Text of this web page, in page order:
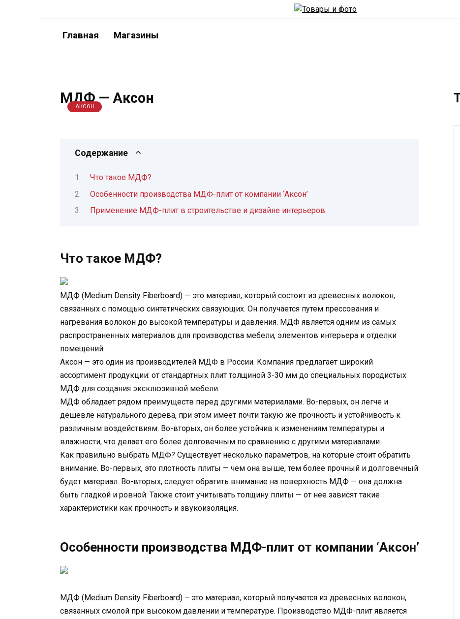
Главная Магазины
МДФ — Аксон
АКСОН
Содержание
Что такое МДФ?
Особенности производства МДФ-плит от компании ‘Аксон’
Применение МДФ-плит в строительстве и дизайне интерьеров
Что такое МДФ?
МДФ (Medium Density Fiberboard) — это материал, который состоит из древесных волокон,
связанных с помощью синтетических связующих. Он получается путем прессования и
нагревания волокон до высокой температуры и давления. МДФ является одним из самых
распространенных материалов для производства мебели, элементов интерьера и отделки
помещений.
Аксон — это один из производителей МДФ в России. Компания предлагает широкий
ассортимент продукции: от стандартных плит толщиной 3-30 мм до специальных породистых
МДФ для создания эксклюзивной мебели.
МДФ обладает рядом преимуществ перед другими материалами. Во-первых, он легче и
дешевле натурального дерева, при этом имеет почти такую же прочность и устойчивость к
различным воздействиям. Во-вторых, он более устойчив к изменениям температуры и
влажности, что делает его более долговечным по сравнению с другими материалами.
Как правильно выбрать МДФ? Существует несколько параметров, на которые стоит обратить
внимание. Во-первых, это плотность плиты — чем она выше, тем более прочный и долговечный
будет материал. Во-вторых, следует обратить внимание на поверхность МДФ — она должна
быть гладкой и ровной. Также стоит учитывать толщину плиты — от нее зависят такие
характеристики как прочность и звукоизоляция.
Особенности производства МДФ-плит от компании ‘Аксон’
МДФ (Medium Density Fiberboard) – это материал, который получается из древесных волокон,
связанных смолой при высоком давлении и температуре. Производство МДФ-плит является